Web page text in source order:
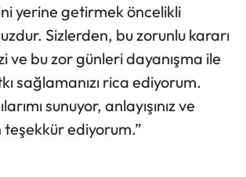
yerine getirmek öncelikli
Sizlerden, bu zorunlu kararı
ve bu zor günleri dayanışma ile
sağlamanızı rica ediyorum.
sunuyor, anlayışınız ve
ediyorum.”